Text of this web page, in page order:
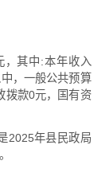
，其中:本年收入
，一般公共预算
拨款0元，国有资
2025年县民政局